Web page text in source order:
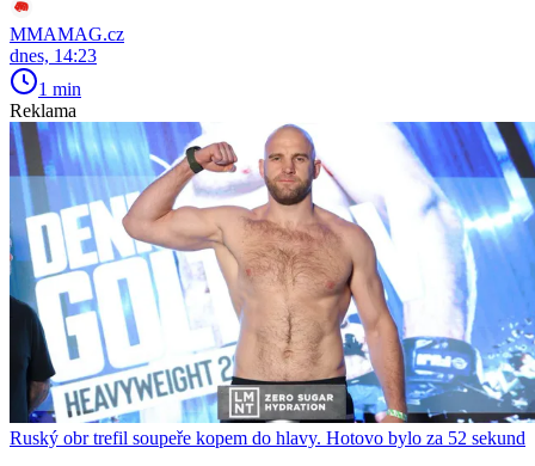
MMAMAG.cz
dnes, 14:23
1 min
Reklama
Ruský obr trefil soupeře kopem do hlavy. Hotovo bylo za 52 sekund